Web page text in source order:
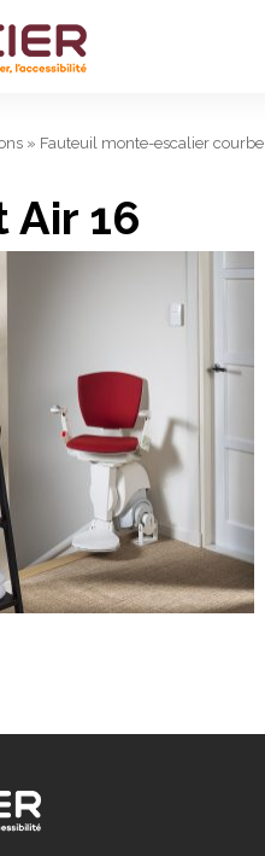
» Fauteuil monte-escalier courbe
16